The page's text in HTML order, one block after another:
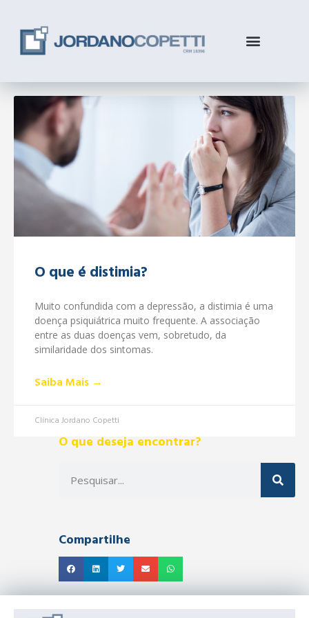
O que é distimia?
Muito confundida com a depressão, a distimia é uma
doença psiquiátrica muito frequente. A associação
entre as duas doenças vem, sobretudo, da
similaridade dos sintomas.
Saiba Mais →
Clínica Jordano Copetti
O que deseja encontrar?
Compartilhe